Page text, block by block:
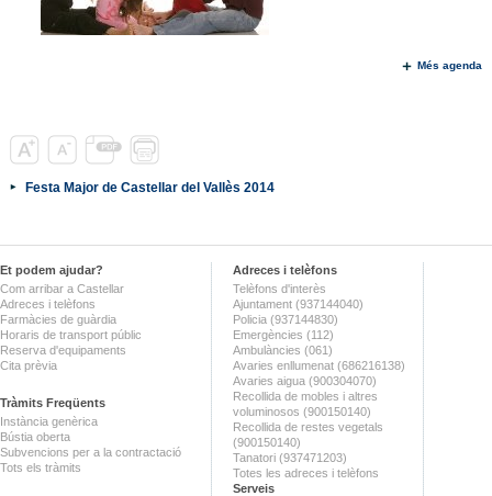
Més agenda
Festa Major de Castellar del Vallès 2014
Et podem ajudar?
Com arribar a Castellar
Adreces i telèfons
Farmàcies de guàrdia
Horaris de transport públic
Reserva d'equipaments
Cita prèvia
Tràmits Freqüents
Instància genèrica
Bústia oberta
Subvencions per a la contractació
Tots els tràmits
Adreces i telèfons
Telèfons d'interès
Ajuntament (937144040)
Policia (937144830)
Emergències (112)
Ambulàncies (061)
Avaries enllumenat (686216138)
Avaries aigua (900304070)
Recollida de mobles i altres
voluminosos (900150140)
Recollida de restes vegetals
(900150140)
Tanatori (937471203)
Totes les adreces i telèfons
Serveis